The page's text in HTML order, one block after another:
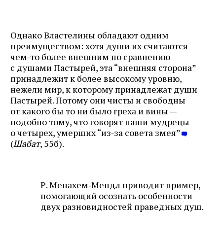
Однако Властелины обладают одним
преимуществом: хотя души их считаются
чем‑то более внешним по сравнению
с душами Пастырей, эта “внешняя сторона”
принадлежит к более высокому уровню,
нежели мир, к которому принадлежат души
Пастырей. Потому они чисты и свободны
от какого бы то ни было греха и вины —
подобно тому, что говорят наши мудрецы
о четырех, умерших “из‑за совета змея”
(Шабат, 55б).
Р. Менахем‑Мендл приводит пример,
помогающий осознать особенности
двух разновидностей праведных душ.